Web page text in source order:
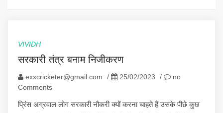
VIVIDH
सरकारी तंत्र बनाम निजीकरण
exxcricketer@gmail.com / 25/02/2023 /
no
Comments
प्रिंस अग्रवाल लोग सरकारी नौकरी क्यों करना चाहते हैं उसके पीछे कुछ